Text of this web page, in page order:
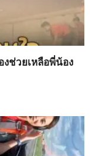
งช่วยเหลือพี่น้อง